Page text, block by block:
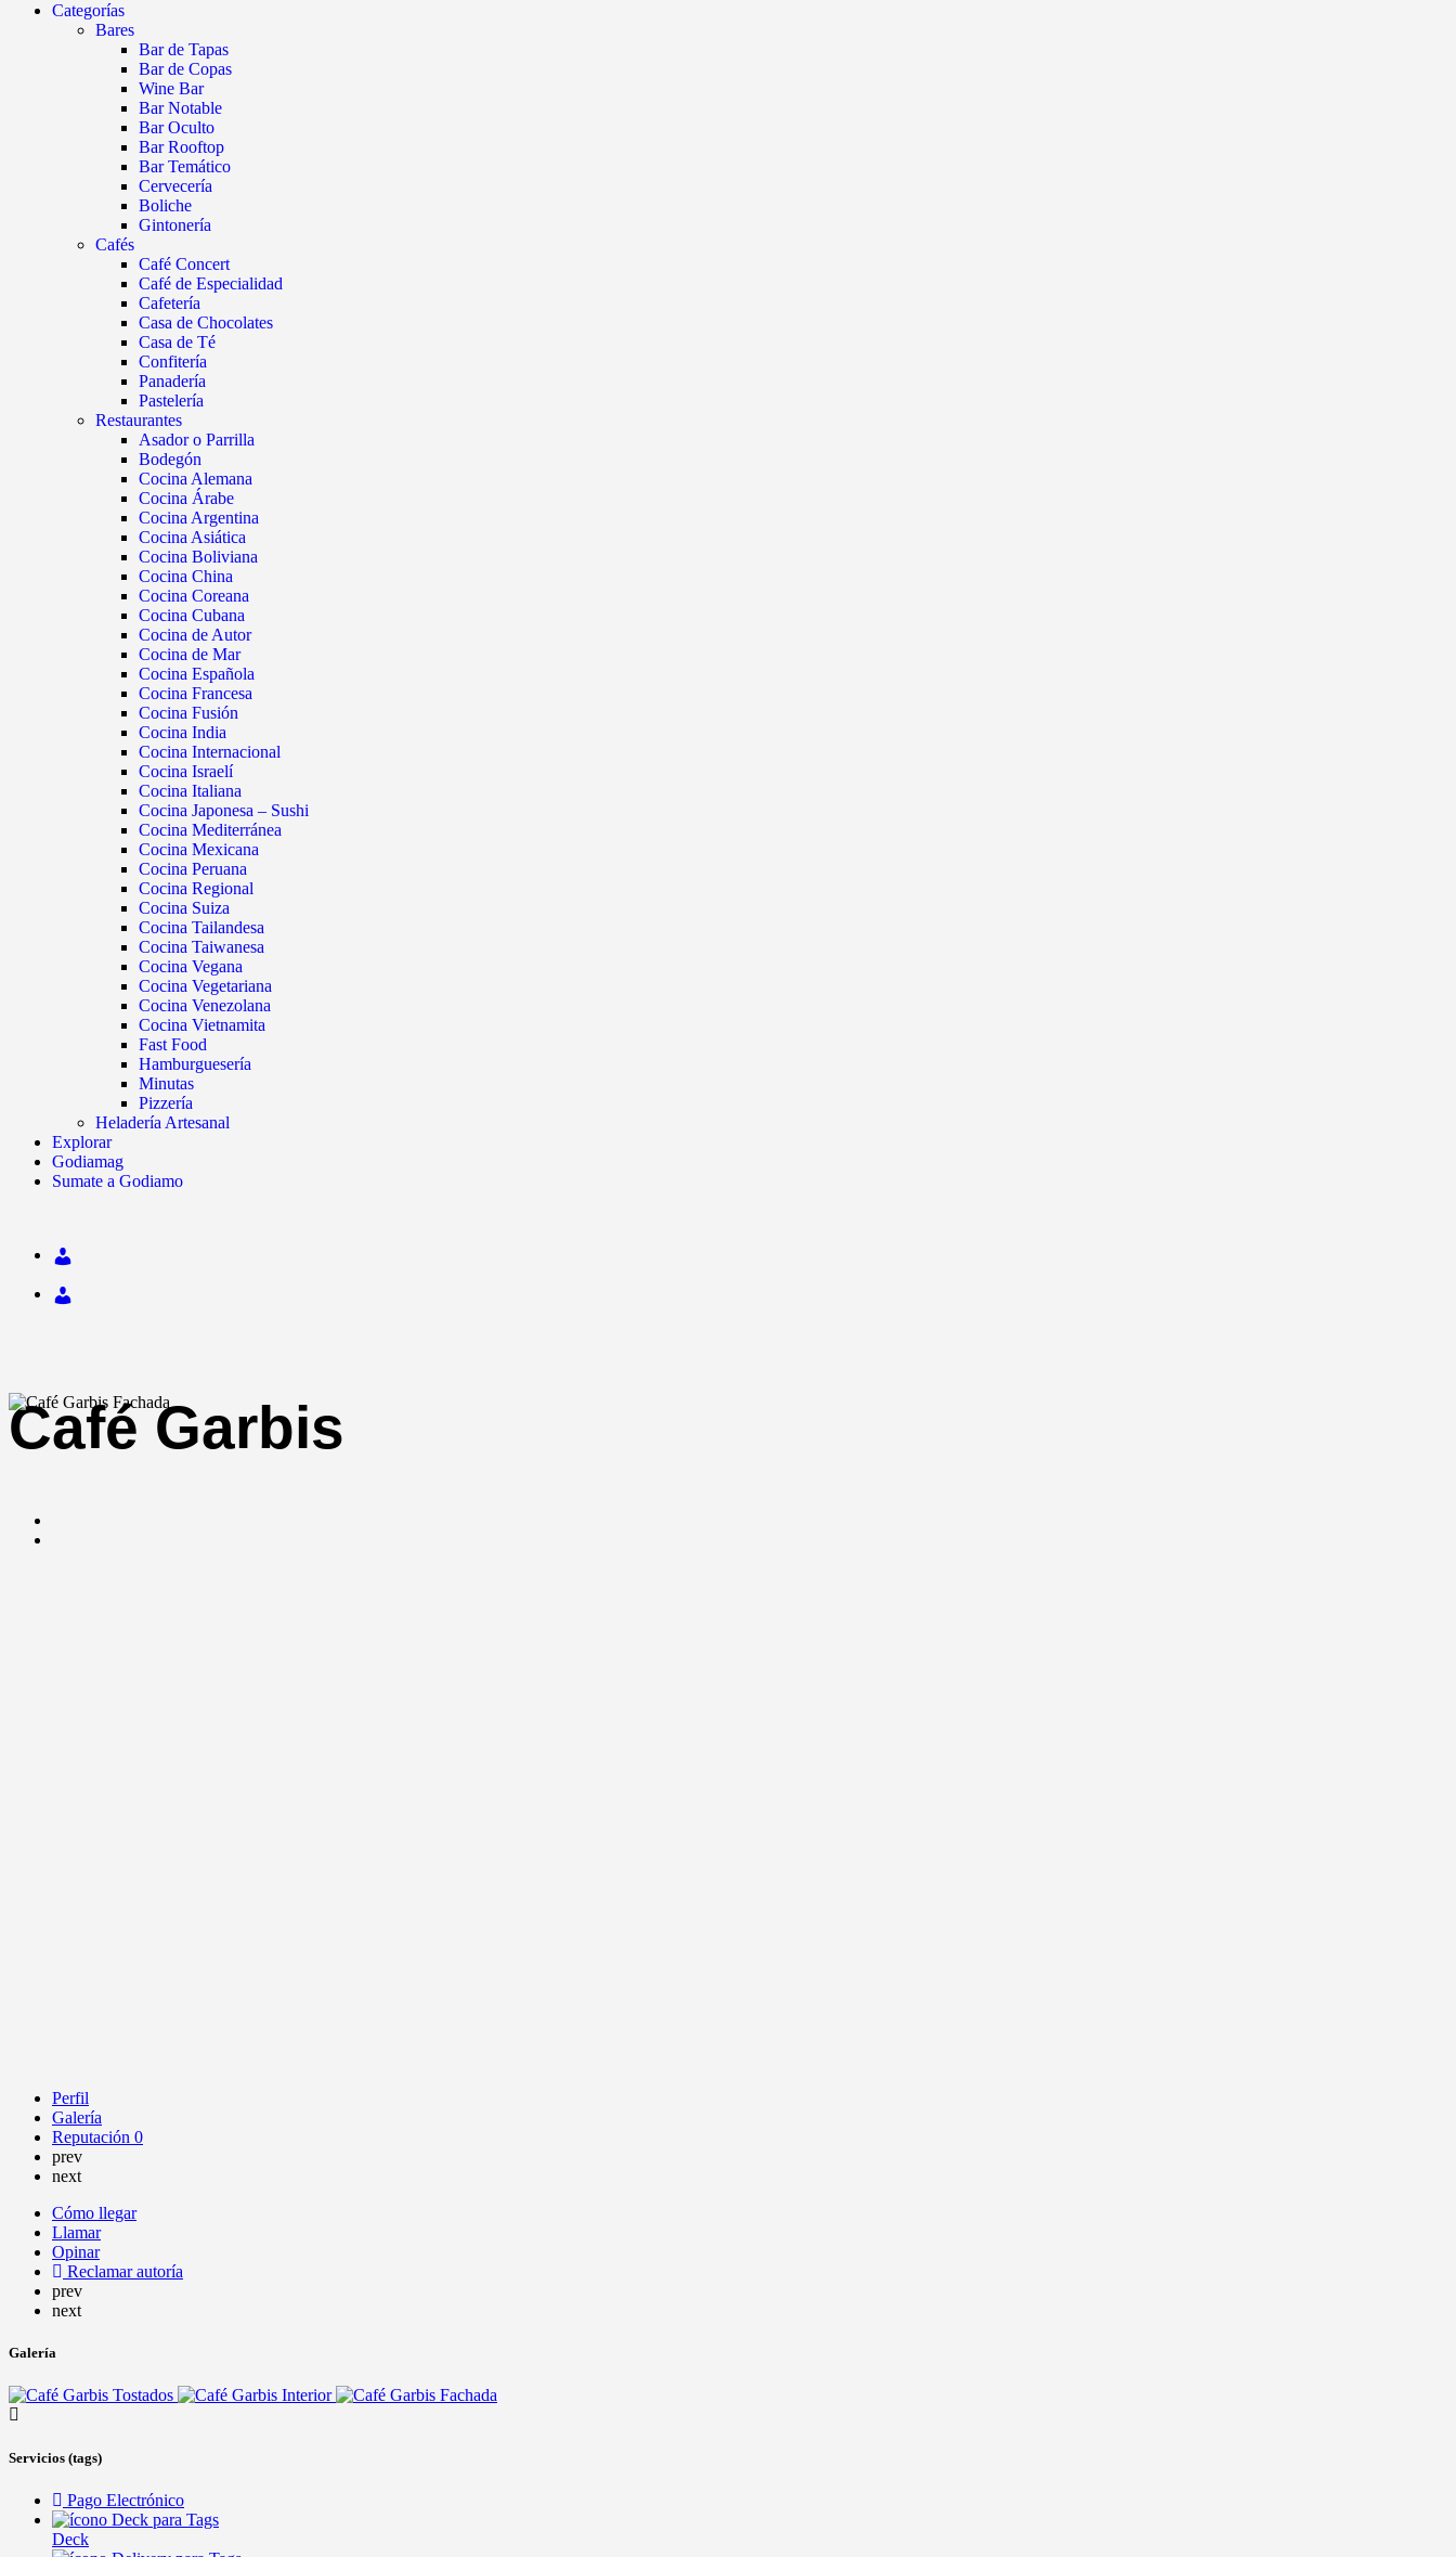
Categorías
Bares
Bar de Tapas
Bar de Copas
Wine Bar
Bar Notable
Bar Oculto
Bar Rooftop
Bar Temático
Cervecería
Boliche
Gintonería
Cafés
Café Concert
Café de Especialidad
Cafetería
Casa de Chocolates
Casa de Té
Confitería
Panadería
Pastelería
Restaurantes
Asador o Parrilla
Bodegón
Cocina Alemana
Cocina Árabe
Cocina Argentina
Cocina Asiática
Cocina Boliviana
Cocina China
Cocina Coreana
Cocina Cubana
Cocina de Autor
Cocina de Mar
Cocina Española
Cocina Francesa
Cocina Fusión
Cocina India
Cocina Internacional
Cocina Israelí
Cocina Italiana
Cocina Japonesa – Sushi
Cocina Mediterránea
Cocina Mexicana
Cocina Peruana
Cocina Regional
Cocina Suiza
Cocina Tailandesa
Cocina Taiwanesa
Cocina Vegana
Cocina Vegetariana
Cocina Venezolana
Cocina Vietnamita
Fast Food
Hamburguesería
Minutas
Pizzería
Heladería Artesanal
Explorar
Godiamag
Sumate a Godiamo
Café Garbis
Perfil
Galería
Reputación 0
prev
next
Cómo llegar
Llamar
Opinar
Reclamar autoría
prev
next
Galería
Servicios (tags)
Pago Electrónico
Deck